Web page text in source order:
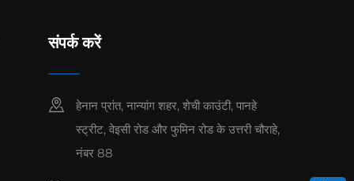
संपर्क करें
हेनान प्रांत, नान्यांग शहर, शेची काउंटी, पानहे
स्ट्रीट, वेइसी रोड और फुमिन रोड के उत्तरी चौराहे,
नंबर 88